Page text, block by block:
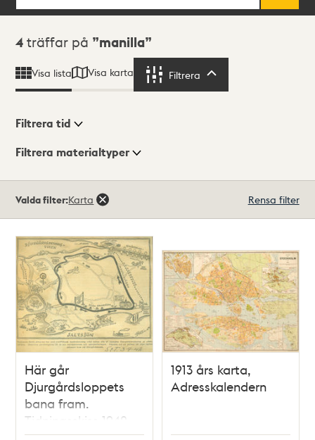
Sökresultat
4 träffar på manilla
Visa lista Visa karta Filtrera
Visningsläge
Filtrera tid
Filtrera materialtyper
träffar
Valda filter:Karta Rensa filter
Här går
Djurgårdsloppets
bana fram.
Tidningsskiss 1942
1913 års karta,
Adresskalendern